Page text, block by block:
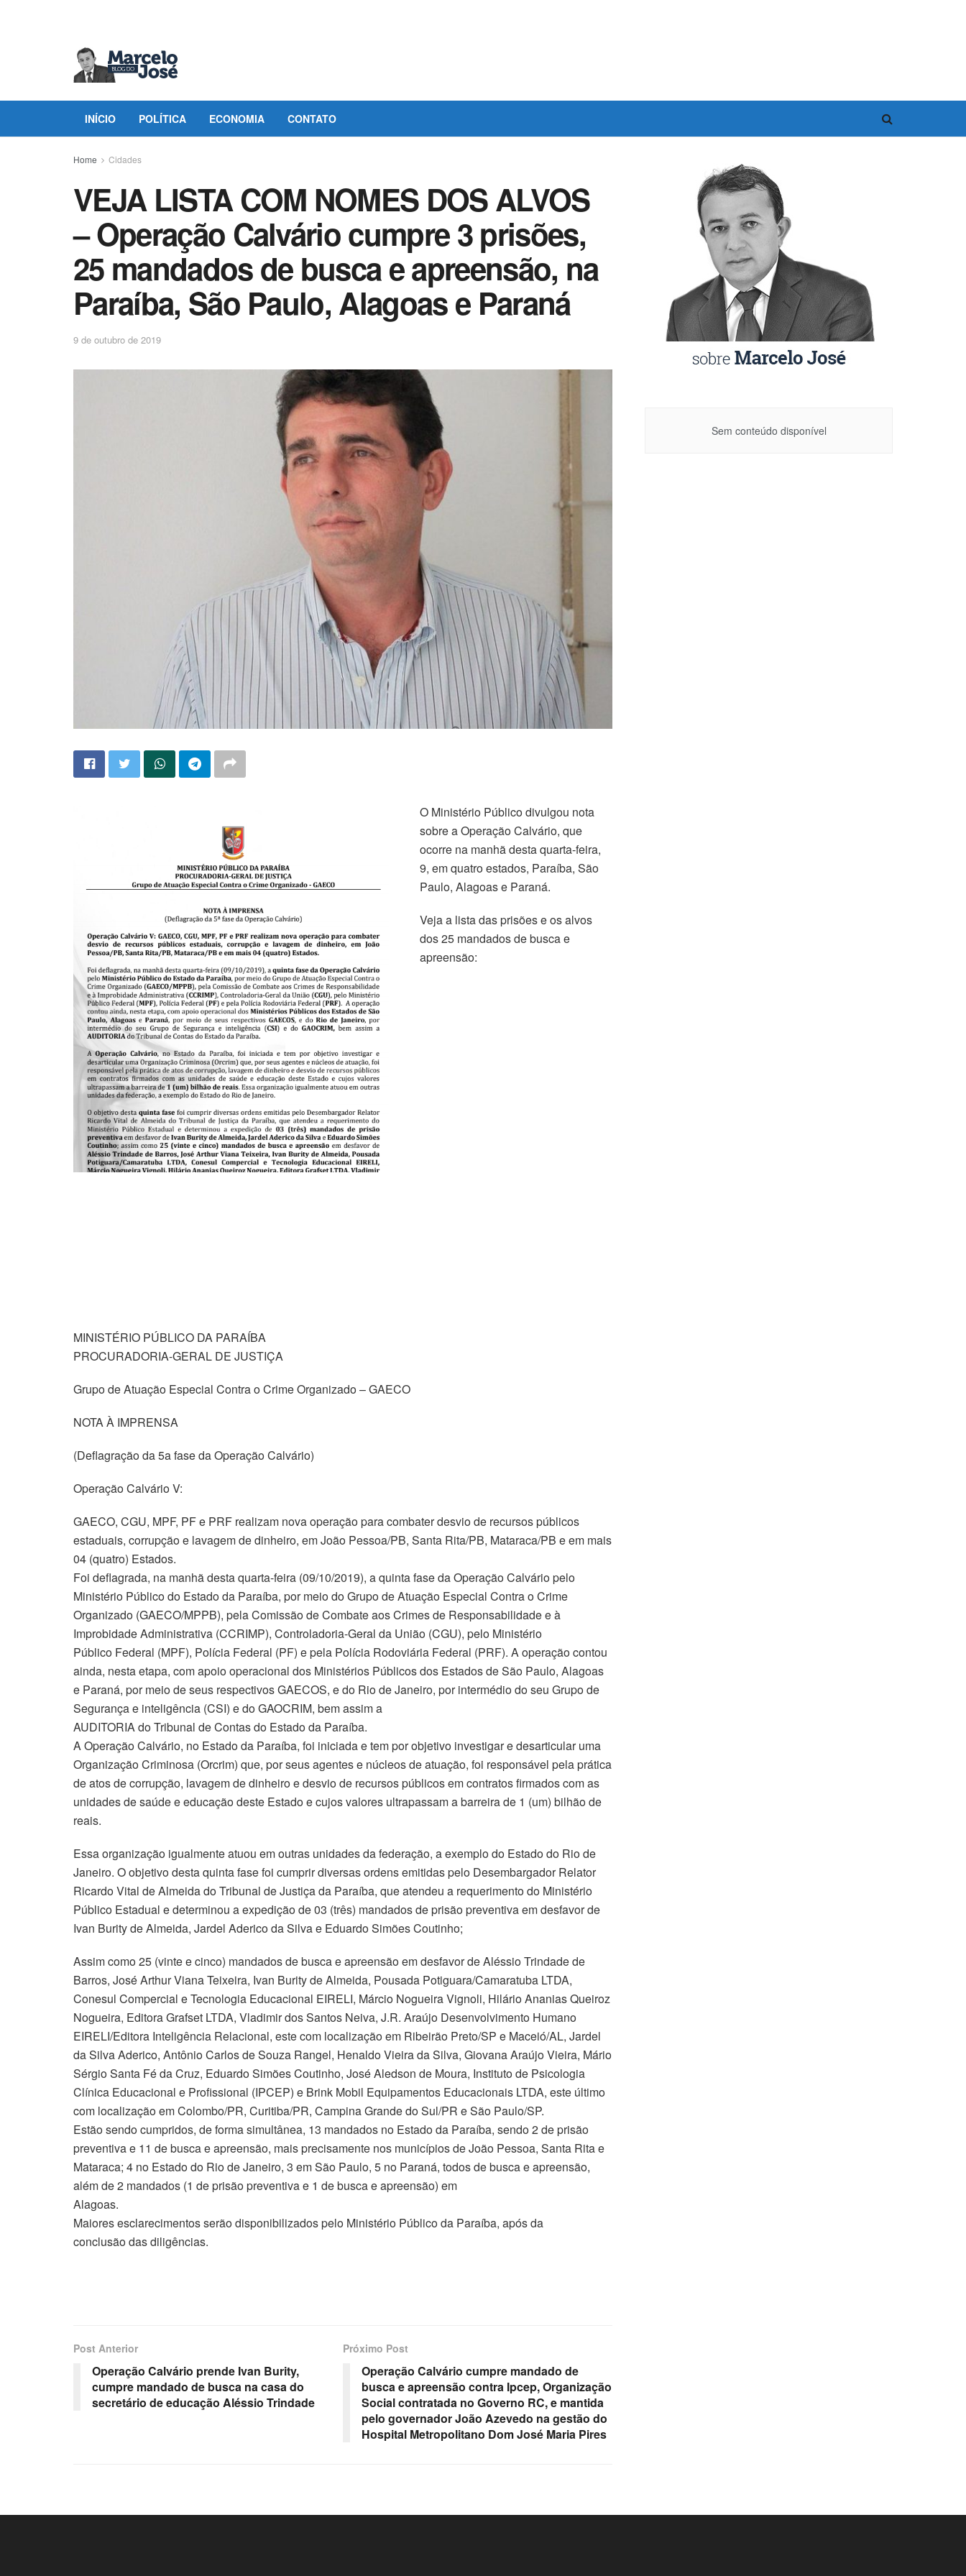
INÍCIO POLÍTICA ECONOMIA CONTATO
Home Cidades
VEJA LISTA COM NOMES DOS ALVOS
– Operação Calvário cumpre 3 prisões,
25 mandados de busca e apreensão, na
Paraíba, São Paulo, Alagoas e Paraná
9 de outubro de 2019
O Ministério Público divulgou nota
sobre a Operação Calvário, que
ocorre na manhã desta quarta-feira,
9, em quatro estados, Paraíba, São
Paulo, Alagoas e Paraná.
Veja a lista das prisões e os alvos
dos 25 mandados de busca e
apreensão:
MINISTÉRIO PÚBLICO DA PARAÍBA
PROCURADORIA-GERAL DE JUSTIÇA
Grupo de Atuação Especial Contra o Crime Organizado – GAECO
NOTA À IMPRENSA
(Deflagração da 5a fase da Operação Calvário)
Operação Calvário V:
GAECO, CGU, MPF, PF e PRF realizam nova operação para combater desvio de recursos públicos
estaduais, corrupção e lavagem de dinheiro, em João Pessoa/PB, Santa Rita/PB, Mataraca/PB e em mais
04 (quatro) Estados.
Foi deflagrada, na manhã desta quarta-feira (09/10/2019), a quinta fase da Operação Calvário pelo
Ministério Público do Estado da Paraíba, por meio do Grupo de Atuação Especial Contra o Crime
Organizado (GAECO/MPPB), pela Comissão de Combate aos Crimes de Responsabilidade e à
Improbidade Administrativa (CCRIMP), Controladoria-Geral da União (CGU), pelo Ministério
Público Federal (MPF), Polícia Federal (PF) e pela Polícia Rodoviária Federal (PRF). A operação contou
ainda, nesta etapa, com apoio operacional dos Ministérios Públicos dos Estados de São Paulo, Alagoas
e Paraná, por meio de seus respectivos GAECOS, e do Rio de Janeiro, por intermédio do seu Grupo de
Segurança e inteligência (CSI) e do GAOCRIM, bem assim a
AUDITORIA do Tribunal de Contas do Estado da Paraíba.
A Operação Calvário, no Estado da Paraíba, foi iniciada e tem por objetivo investigar e desarticular uma
Organização Criminosa (Orcrim) que, por seus agentes e núcleos de atuação, foi responsável pela prática
de atos de corrupção, lavagem de dinheiro e desvio de recursos públicos em contratos firmados com as
unidades de saúde e educação deste Estado e cujos valores ultrapassam a barreira de 1 (um) bilhão de
reais.
Essa organização igualmente atuou em outras unidades da federação, a exemplo do Estado do Rio de
Janeiro. O objetivo desta quinta fase foi cumprir diversas ordens emitidas pelo Desembargador Relator
Ricardo Vital de Almeida do Tribunal de Justiça da Paraíba, que atendeu a requerimento do Ministério
Público Estadual e determinou a expedição de 03 (três) mandados de prisão preventiva em desfavor de
Ivan Burity de Almeida, Jardel Aderico da Silva e Eduardo Simões Coutinho;
Assim como 25 (vinte e cinco) mandados de busca e apreensão em desfavor de Aléssio Trindade de
Barros, José Arthur Viana Teixeira, Ivan Burity de Almeida, Pousada Potiguara/Camaratuba LTDA,
Conesul Compercial e Tecnologia Educacional EIRELI, Márcio Nogueira Vignoli, Hilário Ananias Queiroz
Nogueira, Editora Grafset LTDA, Vladimir dos Santos Neiva, J.R. Araújo Desenvolvimento Humano
EIRELI/Editora Inteligência Relacional, este com localização em Ribeirão Preto/SP e Maceió/AL, Jardel
da Silva Aderico, Antônio Carlos de Souza Rangel, Henaldo Vieira da Silva, Giovana Araújo Vieira, Mário
Sérgio Santa Fé da Cruz, Eduardo Simões Coutinho, José Aledson de Moura, Instituto de Psicologia
Clínica Educacional e Profissional (IPCEP) e Brink Mobil Equipamentos Educacionais LTDA, este último
com localização em Colombo/PR, Curitiba/PR, Campina Grande do Sul/PR e São Paulo/SP.
Estão sendo cumpridos, de forma simultânea, 13 mandados no Estado da Paraíba, sendo 2 de prisão
preventiva e 11 de busca e apreensão, mais precisamente nos municípios de João Pessoa, Santa Rita e
Mataraca; 4 no Estado do Rio de Janeiro, 3 em São Paulo, 5 no Paraná, todos de busca e apreensão,
além de 2 mandados (1 de prisão preventiva e 1 de busca e apreensão) em
Alagoas.
Maiores esclarecimentos serão disponibilizados pelo Ministério Público da Paraíba, após da
conclusão das diligências.
Post Anterior
Operação Calvário prende Ivan Burity,
cumpre mandado de busca na casa do
secretário de educação Aléssio Trindade
Próximo Post
Operação Calvário cumpre mandado de
busca e apreensão contra Ipcep, Organização
Social contratada no Governo RC, e mantida
pelo governador João Azevedo na gestão do
Hospital Metropolitano Dom José Maria Pires
Sem conteúdo disponível